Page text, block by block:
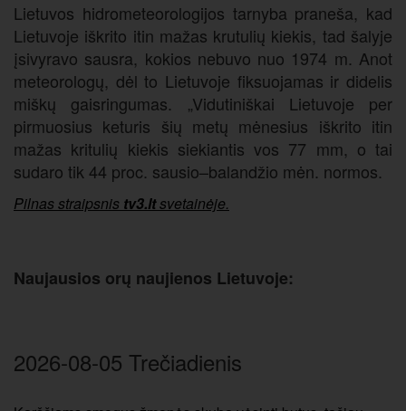
Lietuvos hidrometeorologijos tarnyba praneša, kad
Lietuvoje iškrito itin mažas krutulių kiekis, tad šalyje
įsivyravo sausra, kokios nebuvo nuo 1974 m. Anot
meteorologų, dėl to Lietuvoje fiksuojamas ir didelis
miškų gaisringumas. „Vidutiniškai Lietuvoje per
pirmuosius keturis šių metų mėnesius iškrito itin
mažas kritulių kiekis siekiantis vos 77 mm, o tai
sudaro tik 44 proc. sausio–balandžio mėn. normos.
Pilnas straipsnis tv3.ltsvetainėje.
Naujausios orų naujienos Lietuvoje:
2026-08-05 Trečiadienis